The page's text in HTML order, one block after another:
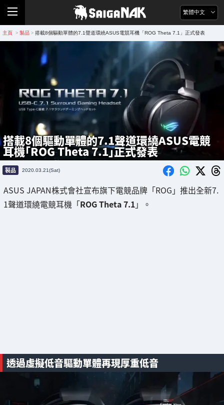
繁體中文
主頁 > 製品 > 搭載8個驅動單體的7.1聲道環繞ASUS電競耳機「ROG Theta 7.1」正式發表
搭載8個驅動單體的7.1聲道環繞ASUS電競
耳機「ROG Theta 7.1」正式發表
製品 2020.03.21(Sat)
ASUS JAPAN株式會社宣布旗下電競品牌「ROG」推出全新7.
1聲道環繞電競耳機「ROG Theta 7.1」。
透過虛擬低音驅動單體再現厚重低音